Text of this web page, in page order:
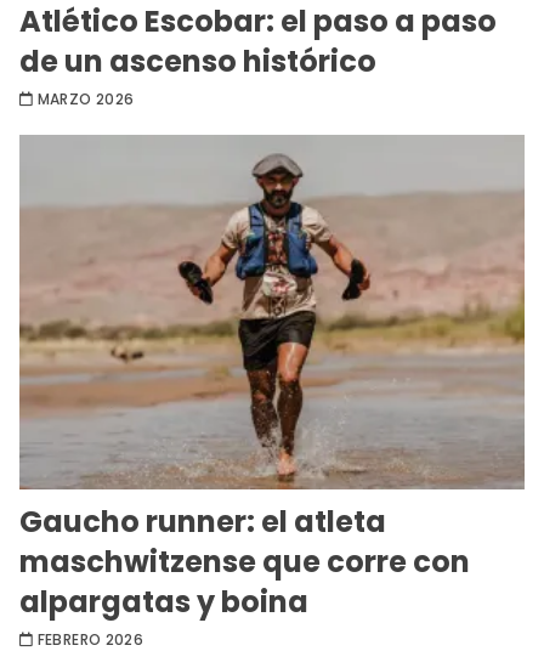
Atlético Escobar: el paso a paso
de un ascenso histórico
MARZO 2026
Gaucho runner: el atleta
maschwitzense que corre con
alpargatas y boina
FEBRERO 2026